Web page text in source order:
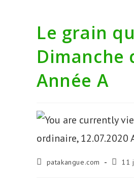
Le grain
Dimanche
Année A
Auteur/autrice
patakangue.com 11